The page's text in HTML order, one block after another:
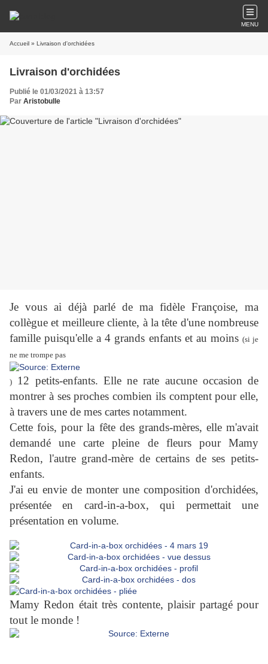
MENU
Accueil » Livraison d'orchidées
Livraison d'orchidées
Publié le 01/03/2021 à 13:57
Par Aristobulle
Je vous ai déjà parlé de ma fidèle Françoise, ma
collègue et meilleure cliente, à la tête d'une nombreuse
famille puisqu'elle a 4 grands enfants et au moins (si je
ne me trompe pas
)
12 petits-enfants. Elle ne rate aucune occasion de
montrer à ses proches combien ils comptent pour elle,
à travers une de mes cartes notamment.
Cette fois, pour la fête des grands-mères, elle m'avait
demandé une carte pleine de fleurs pour Mamy
Redon, l'autre grand-mère de certains de ses petits-
enfants.
J'ai eu envie de monter une composition d'orchidées,
présentée en card-in-a-box, qui permettait une
présentation en volume.
Mamy Redon était très contente, plaisir partagé pour
tout le monde !